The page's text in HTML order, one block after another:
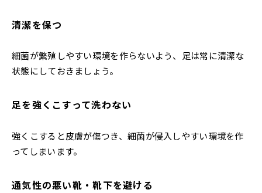
清潔を保つ
細菌が繁殖しやすい環境を作らないよう、足は常に清潔な
状態にしておきましょう。
足を強くこすって洗わない
強くこすると皮膚が傷つき、細菌が侵入しやすい環境を作
ってしまいます。
通気性の悪い靴・靴下を避ける